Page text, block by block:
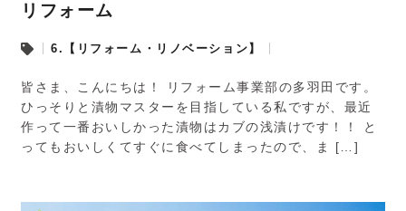
リフォーム
6.【リフォーム・リノベーション】
皆さま、こんにちは！ リフォーム事業部の多羽田です。
ひっそりと漬物マスターを目指している私ですが、最近
作って一番おいしかった漬物はカブの浅漬けです！！ と
ってもおいしくてすぐに食べてしまったので、ま […]